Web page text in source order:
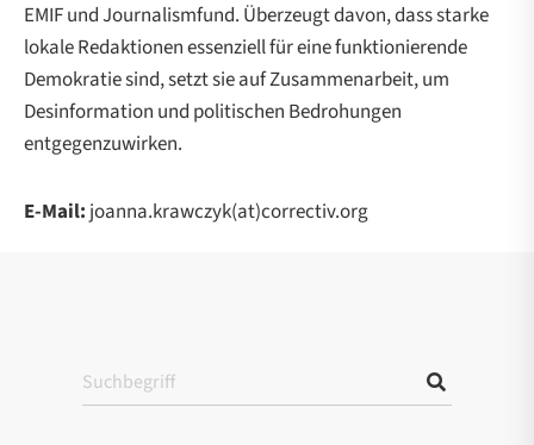
EMIF und Journalismfund. Überzeugt davon, dass starke
lokale Redaktionen essenziell für eine funktionierende
Demokratie sind, setzt sie auf Zusammenarbeit, um
Desinformation und politischen Bedrohungen
entgegenzuwirken.
E-Mail: joanna.krawczyk(at)correctiv.org